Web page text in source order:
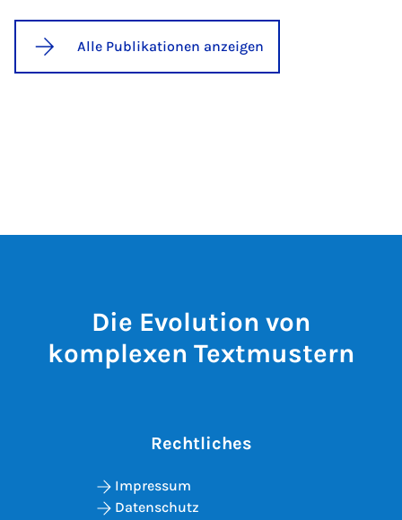
Alle Publikationen anzeigen
Die Evolution von
komplexen Textmustern
Rechtliches
Impressum
Datenschutz